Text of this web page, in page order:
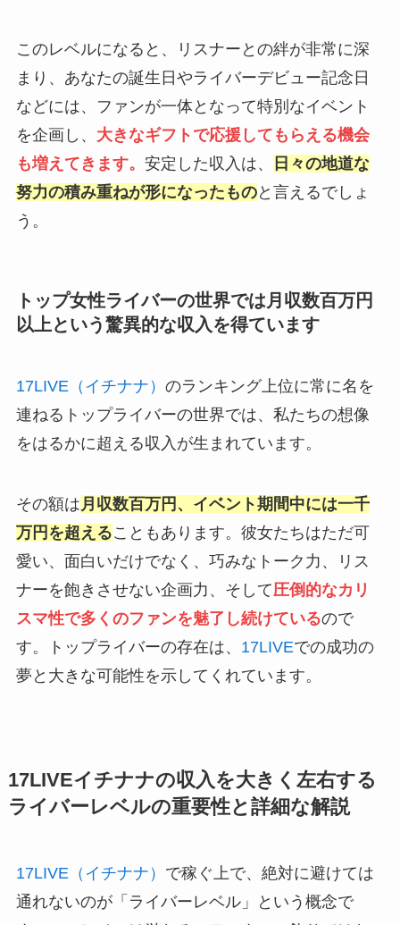
このレベルになると、リスナーとの絆が非常に深
まり、あなたの誕生日やライバーデビュー記念日
などには、ファンが一体となって特別なイベント
を企画し、 大きなギフトで応援してもらえる機会
も増えてきます。 安定した収入は、
日々の地道な
努力の積み重ねが形になったものと言えるでしょ
う。
トップ女性ライバーの世界では月収数百万円
以上という驚異的な収入を得ています
17LIVE（イチナナ） のランキング上位に常に名を
連ねるトップライバーの世界では、私たちの想像
をはるかに超える収入が生まれています。
その額は 月収数百万円、イベント期間中には一千
万円を超えることもあります。彼女たちはただ可
愛い、面白いだけでなく、巧みなトーク力、リス
ナーを飽きさせない企画力、そして圧倒的なカリ
スマ性で多くのファンを魅了し続けているので
す。トップライバーの存在は、 17LIVEでの成功の
夢と大きな可能性を示してくれています。
17LIVEイチナナの収入を大きく左右する
ライバーレベルの重要性と詳細な解説
17LIVE（イチナナ） で稼ぐ上で、絶対に避けては
通れないのが「ライバーレベル」という概念で